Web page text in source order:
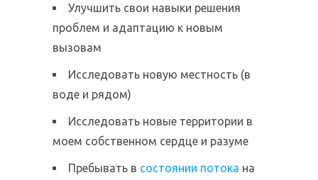
Улучшить свои навыки решения
проблем и адаптацию к новым
вызовам
Исследовать новую местность (в
воде и рядом)
Исследовать новые территории в
моем собственном сердце и разуме
Пребывать в состоянии потока на